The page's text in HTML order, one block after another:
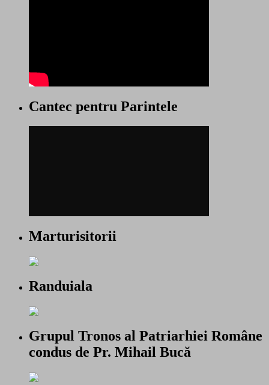
Cantec pentru Parintele
Marturisitorii
Randuiala
Grupul Tronos al Patriarhiei Române
condus de Pr. Mihail Bucă